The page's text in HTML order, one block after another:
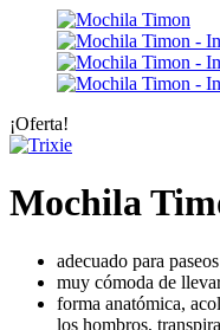
¡Oferta!
Mochila
adecuado para
muy cómoda de
forma anatómica,
los hombros,